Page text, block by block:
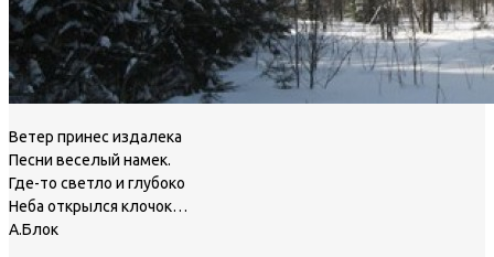
Ветер принес издалека
Песни веселый намек.
Где-то светло и глубоко
Неба открылся клочок…
А.Блок